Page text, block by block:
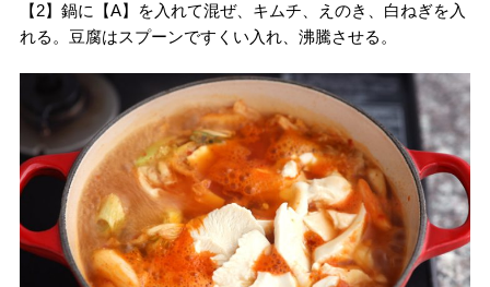
【2】鍋に【A】を入れて混ぜ、キムチ、えのき、白ねぎを入
れる。豆腐はスプーンですくい入れ、沸騰させる。